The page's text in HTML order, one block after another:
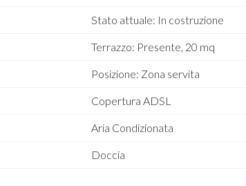
Stato attuale: In costruzione
Terrazzo: Presente, 20 mq
Posizione: Zona servita
Copertura ADSL
Aria Condizionata
Doccia